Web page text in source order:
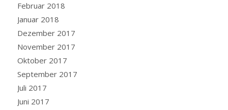
Februar 2018
Januar 2018
Dezember 2017
November 2017
Oktober 2017
September 2017
Juli 2017
Juni 2017